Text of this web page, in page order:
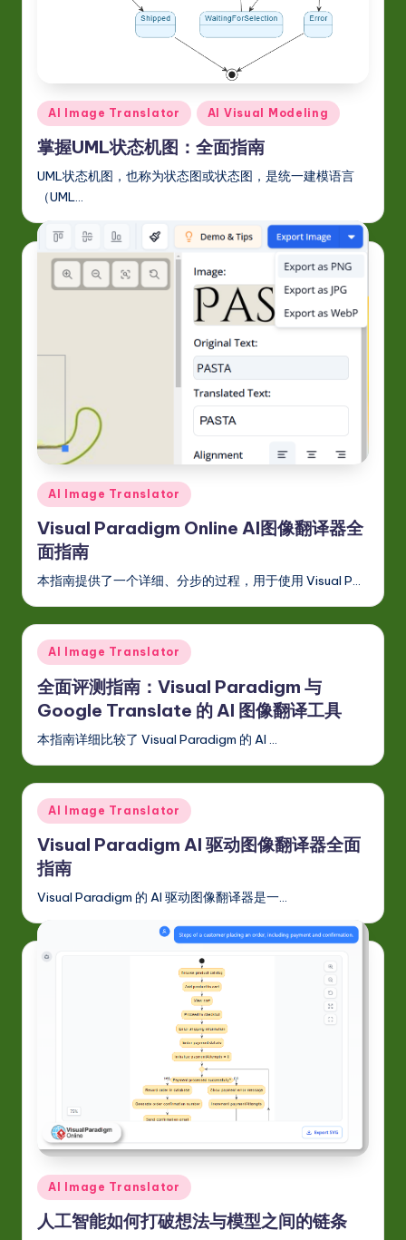
li
fi
e
C
s
L
a
t
e
s
t
in
A
&
S
o
ft
w
a
r
e
In
n
Posted
in
AI Image Translator AI Visual Modeling
掌握UML状态机图：全面指南
UML状态机图，也称为状态图或状态图，是统一建模语言
（UML…
Posted
in
AI Image Translator
Visual Paradigm Online AI图像翻译器全
面指南
本指南提供了一个详细、分步的过程，用于使用 Visual P…
Posted
in
AI Image Translator
全面评测指南：Visual Paradigm 与
Google Translate 的 AI 图像翻译工具
本指南详细比较了 Visual Paradigm 的 AI …
Posted
in
AI Image Translator
Visual Paradigm AI 驱动图像翻译器全面
指南
Visual Paradigm 的 AI 驱动图像翻译器是一…
Posted
in
AI Image Translator
人工智能如何打破想法与模型之间的链条